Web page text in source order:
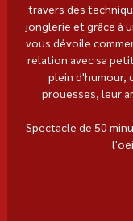
travers des
jonglerie et grâce à
vous dévoile
relation avec sa
plein d'humour,
prouesses, leur
Spectacle de 50